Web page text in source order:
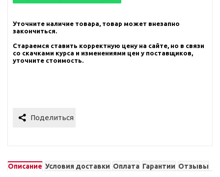
Уточните наличие товара, товар может внезапно
закончиться.
Стараемся ставить корректную цену на сайте, но в связи
со скачками курса и изменениями цен у поставщиков,
уточните стоимость.
Описание Условия доставки Оплата Гарантии Отзывы